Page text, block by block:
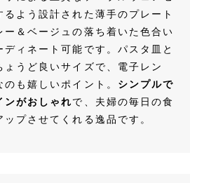
るよう設計された薄手のプレート
ー＆ベージュの落ち着いた色合い
ディネート可能です。パスタ皿と
ょうど良いサイズで、電子レン
も嬉しいポイント。 シンプルで
ンがおしゃれで、夫婦の毎日の食
プさせてくれる逸品です。